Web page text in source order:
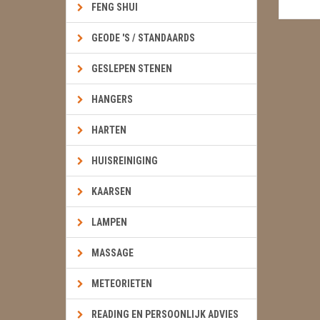
FENG SHUI
GEODE 'S / STANDAARDS
GESLEPEN STENEN
HANGERS
HARTEN
HUISREINIGING
KAARSEN
LAMPEN
MASSAGE
METEORIETEN
READING EN PERSOONLIJK ADVIES